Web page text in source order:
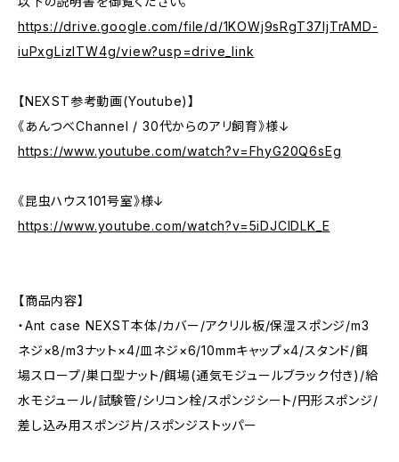
https://drive.google.com/file/d/1KOWj9sRgT37IjTrAMD-
iuPxgLizlTW4g/view?usp=drive_link
【NEXST参考動画(Youtube)】
《あんつべChannel / 30代からのアリ飼育》様↓
https://www.youtube.com/watch?v=FhyG20Q6sEg
《昆虫ハウス101号室》様↓
https://www.youtube.com/watch?v=5iDJCIDLK_E
【商品内容】
・Ant case NEXST本体/カバー/アクリル板/保湿スポンジ/m3
ネジ×8/m3ナット×4/皿ネジ×6/10mmキャップ×4/スタンド/餌
場スロープ/巣口型ナット/餌場(通気モジュールブラック付き)/給
水モジュール/試験管/シリコン栓/スポンジシート/円形スポンジ/
差し込み用スポンジ片/スポンジストッパー